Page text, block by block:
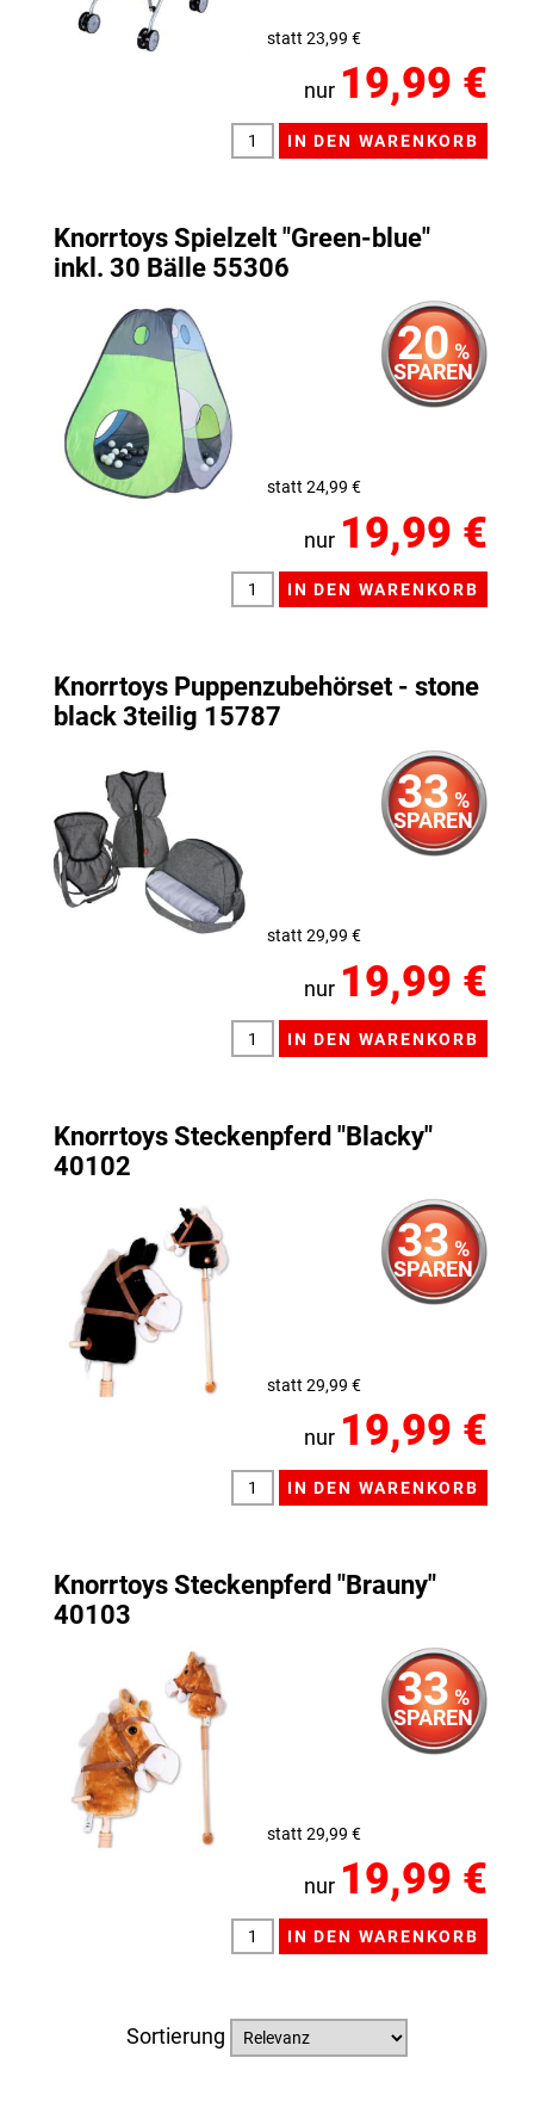
statt 23,99 €
nur 19,99 €
Knorrtoys Spielzelt "Green-blue"
inkl. 30 Bälle 55306
20 %
SPAREN
statt 24,99 €
nur 19,99 €
Knorrtoys Puppenzubehörset - stone
black 3teilig 15787
33 %
SPAREN
statt 29,99 €
nur 19,99 €
Knorrtoys Steckenpferd "Blacky"
40102
33 %
SPAREN
statt 29,99 €
nur 19,99 €
Knorrtoys Steckenpferd "Brauny"
40103
33 %
SPAREN
statt 29,99 €
nur 19,99 €
Sortierung